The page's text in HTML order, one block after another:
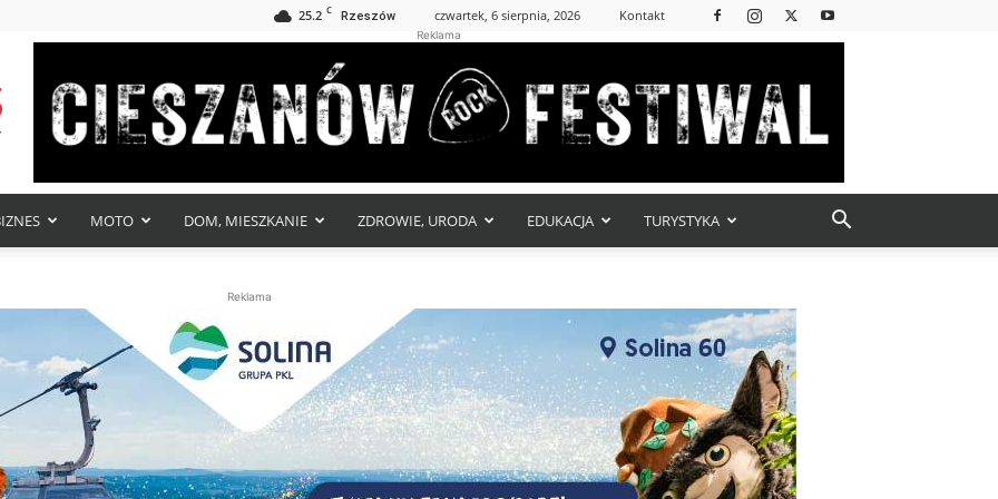
25.2 C Rzeszów czwartek, 6 sierpnia, 2026 Kontakt
Reklama
MOTO DOM, MIESZKANIE ZDROWIE, URODA EDUKACJA TURYSTYKA
Reklama